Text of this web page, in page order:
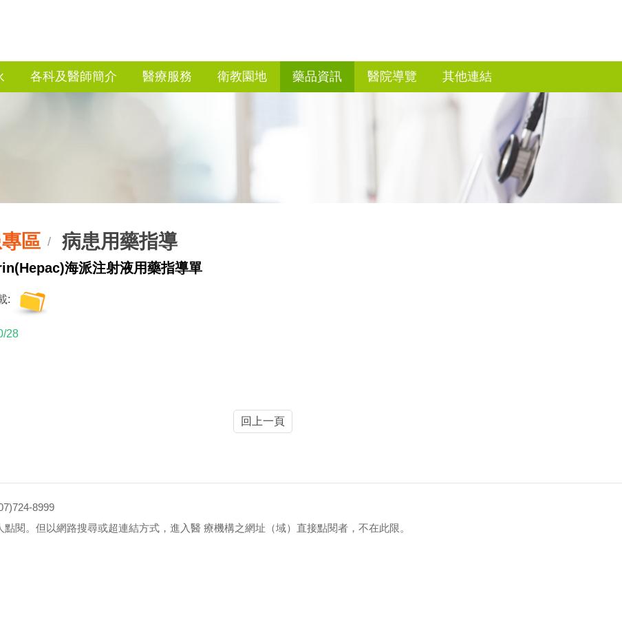
各科及醫師簡介 醫療服務 衛教園地 藥品資訊 醫院導覽 其他連結
區 / 病患用藥指導
海派注射液用藥指導單
:
28
回上一頁
8999
閱。但以網路搜尋或超連結方式，進入醫 療機構之網址（域）直接點閱者，不在此限。